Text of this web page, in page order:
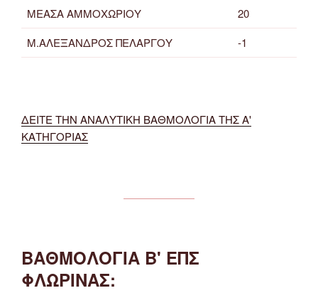
ΜΕΑΣΑ ΑΜΜΟΧΩΡΙΟΥ
20
Μ.ΑΛΕΞΑΝΔΡΟΣ ΠΕΛΑΡΓΟΥ
-1
ΔΕΙΤΕ ΤΗΝ ΑΝΑΛΥΤΙΚΗ ΒΑΘΜΟΛΟΓΙΑ ΤΗΣ Α'
ΚΑΤΗΓΟΡΙΑΣ
ΒΑΘΜΟΛΟΓΙΑ Β' ΕΠΣ
ΦΛΩΡΙΝΑΣ: